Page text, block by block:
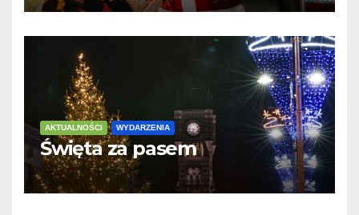
AKTUALNOŚCI WYDARZENIA
Święta za pasem